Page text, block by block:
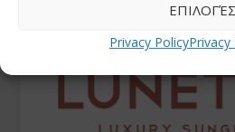
ΕΠΙΛΟΓΈΣ
Privacy Policy